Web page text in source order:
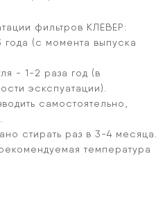
фильтров КЛЕВЕР:
года (с момента выпуска
- 1-2 раза год (в
эскспуатации).
самостоятельно,
стирать раз в 3-4 месяца.
температура